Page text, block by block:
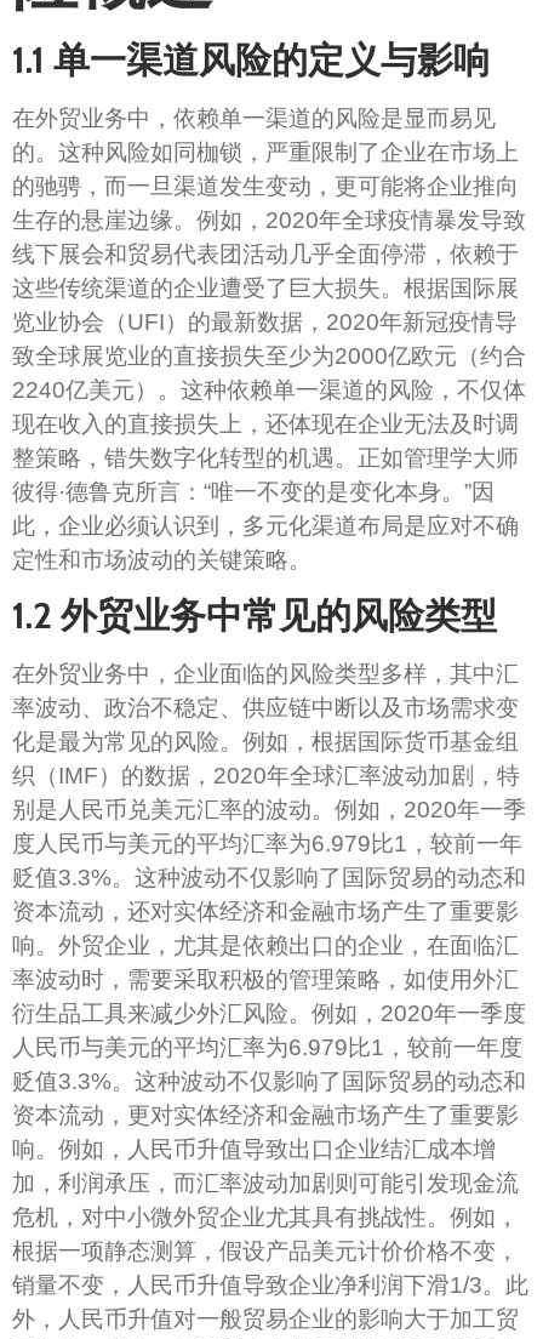
1.1 单一渠道风险的定义与影响
在外贸业务中，依赖单一渠道的风险是显而易见
的。这种风险如同枷锁，严重限制了企业在市场上
的驰骋，而一旦渠道发生变动，更可能将企业推向
生存的悬崖边缘。例如，2020年全球疫情暴发导致
线下展会和贸易代表团活动几乎全面停滞，依赖于
这些传统渠道的企业遭受了巨大损失。根据国际展
览业协会（UFI）的最新数据，2020年新冠疫情导
致全球展览业的直接损失至少为2000亿欧元（约合
2240亿美元）。这种依赖单一渠道的风险，不仅体
现在收入的直接损失上，还体现在企业无法及时调
整策略，错失数字化转型的机遇。正如管理学大师
彼得·德鲁克所言：“唯一不变的是变化本身。”因
此，企业必须认识到，多元化渠道布局是应对不确
定性和市场波动的关键策略。
1.2 外贸业务中常见的风险类型
在外贸业务中，企业面临的风险类型多样，其中汇
率波动、政治不稳定、供应链中断以及市场需求变
化是最为常见的风险。例如，根据国际货币基金组
织（IMF）的数据，2020年全球汇率波动加剧，特
别是人民币兑美元汇率的波动。例如，2020年一季
度人民币与美元的平均汇率为6.979比1，较前一年
贬值3.3%。这种波动不仅影响了国际贸易的动态和
资本流动，还对实体经济和金融市场产生了重要影
响。外贸企业，尤其是依赖出口的企业，在面临汇
率波动时，需要采取积极的管理策略，如使用外汇
衍生品工具来减少外汇风险。例如，2020年一季度
人民币与美元的平均汇率为6.979比1，较前一年度
贬值3.3%。这种波动不仅影响了国际贸易的动态和
资本流动，更对实体经济和金融市场产生了重要影
响。例如，人民币升值导致出口企业结汇成本增
加，利润承压，而汇率波动加剧则可能引发现金流
危机，对中小微外贸企业尤其具有挑战性。例如，
根据一项静态测算，假设产品美元计价价格不变，
销量不变，人民币升值导致企业净利润下滑1/3。此
外，人民币升值对一般贸易企业的影响大于加工贸